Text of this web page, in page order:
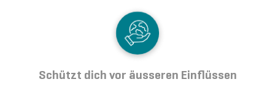
Schützt dich vor äusseren Einflüssen